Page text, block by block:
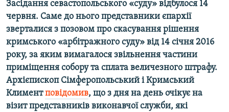
Засідання севастопольського «суду» відбулося 14
червня. Саме до нього представники єпархії
зверталися з позовом про скасування рішення
кримського «арбітражного суду» від 14 січня 2016
року, за яким вимагалося звільнення частини
приміщення собору та сплата величезного штрафу.
Архієпископ Сімферопольський і Кримський
Климентповідомив, що з дня на день очікує на
візит представників виконавчої служби, які